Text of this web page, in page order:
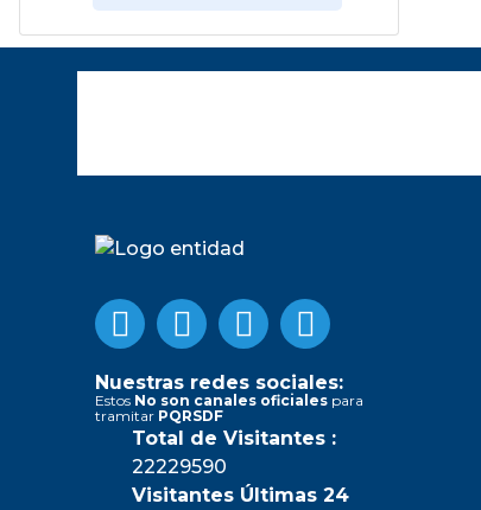
Nuestras redes sociales:
Estos No son canales oficiales para
tramitar PQRSDF
Total de Visitantes :
22229590
Visitantes Últimas 24